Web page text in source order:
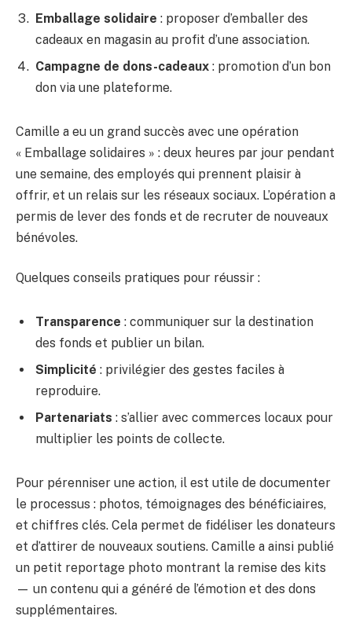
Emballage solidaire : proposer d’emballer des
cadeaux en magasin au profit d’une association.
Campagne de dons-cadeaux : promotion d’un bon
don via une plateforme.
Camille a eu un grand succès avec une opération
« Emballage solidaires » : deux heures par jour pendant
une semaine, des employés qui prennent plaisir à
offrir, et un relais sur les réseaux sociaux. L’opération a
permis de lever des fonds et de recruter de nouveaux
bénévoles.
Quelques conseils pratiques pour réussir :
Transparence : communiquer sur la destination
des fonds et publier un bilan.
Simplicité : privilégier des gestes faciles à
reproduire.
Partenariats : s’allier avec commerces locaux pour
multiplier les points de collecte.
Pour pérenniser une action, il est utile de documenter
le processus : photos, témoignages des bénéficiaires,
et chiffres clés. Cela permet de fidéliser les donateurs
et d’attirer de nouveaux soutiens. Camille a ainsi publié
un petit reportage photo montrant la remise des kits
— un contenu qui a généré de l’émotion et des dons
supplémentaires.